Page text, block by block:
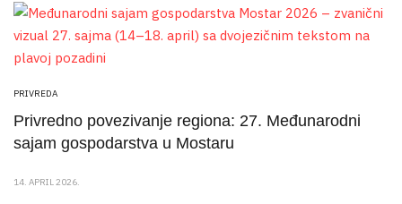
PRIVREDA
Privredno povezivanje regiona: 27. Međunarodni
sajam gospodarstva u Mostaru
14. APRIL 2026.